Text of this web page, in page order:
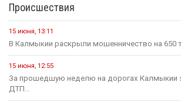
Происшествия
15 июня, 13:11
В Калмыкии раскрыли мошенничество на 650
15 июня, 12:55
За прошедшую неделю на дорогах Калмыкии
ДТП...